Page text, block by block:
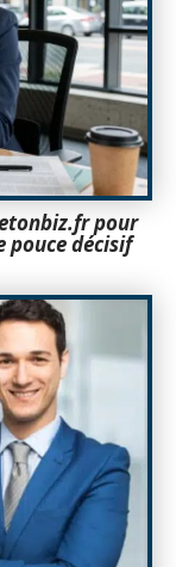
pour
pouce décisif